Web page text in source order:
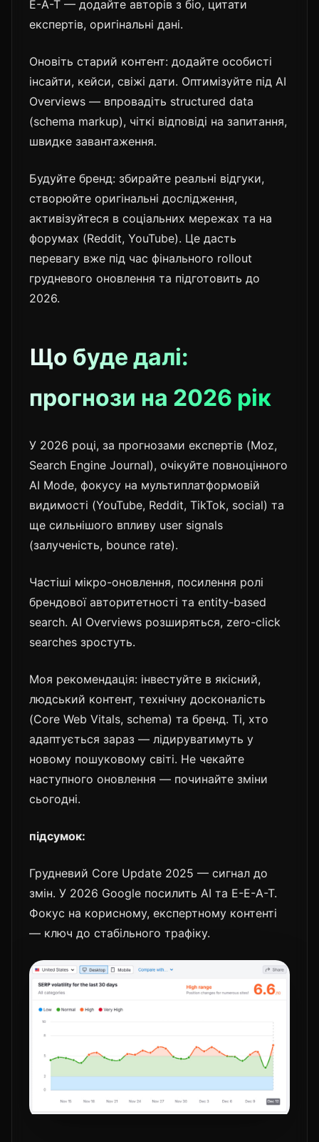
E-A-T — додайте авторів з біо, цитати
експертів, оригінальні дані.
Оновіть старий контент: додайте особисті
інсайти, кейси, свіжі дати. Оптимізуйте під AI
Overviews — впровадіть structured data
(schema markup), чіткі відповіді на запитання,
швидке завантаження.
Будуйте бренд: збирайте реальні відгуки,
створюйте оригінальні дослідження,
активізуйтеся в соціальних мережах та на
форумах (Reddit, YouTube). Це дасть
перевагу вже під час фінального rollout
грудневого оновлення та підготовить до
2026.
Що буде далі:
прогнози на 2026 рік
У 2026 році, за прогнозами експертів (Moz,
Search Engine Journal), очікуйте повноцінного
AI Mode, фокусу на мультиплатформовій
видимості (YouTube, Reddit, TikTok, social) та
ще сильнішого впливу user signals
(залученість, bounce rate).
Частіші мікро-оновлення, посилення ролі
брендової авторитетності та entity-based
search. AI Overviews розширяться, zero-click
searches зростуть.
Моя рекомендація: інвестуйте в якісний,
людський контент, технічну досконалість
(Core Web Vitals, schema) та бренд. Ті, хто
адаптується зараз — лідируватимуть у
новому пошуковому світі. Не чекайте
наступного оновлення — починайте зміни
сьогодні.
підсумок:
Грудневий Core Update 2025 — сигнал до
змін. У 2026 Google посилить AI та E-E-A-T.
Фокус на корисному, експертному контенті
— ключ до стабільного трафіку.